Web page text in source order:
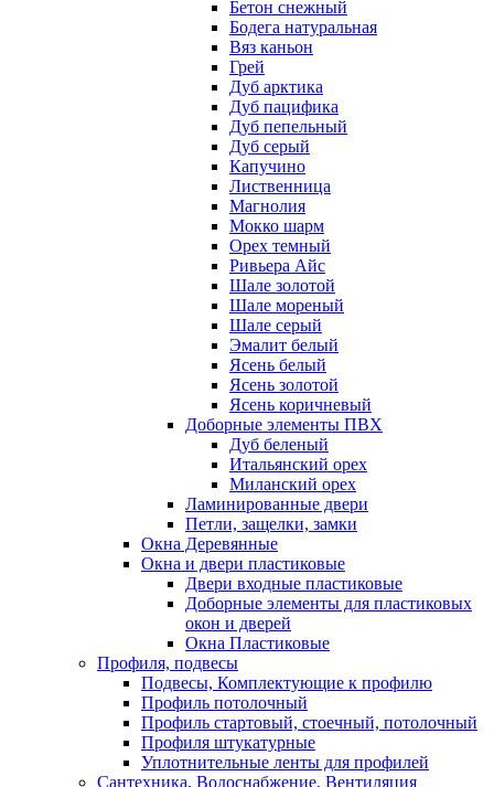
Бетон снежный
Бодега натуральная
Вяз каньон
Грей
Дуб арктика
Дуб пацифика
Дуб пепельный
Дуб серый
Капучино
Лиственница
Магнолия
Мокко шарм
Орех темный
Ривьера Айс
Шале золотой
Шале мореный
Шале серый
Эмалит белый
Ясень белый
Ясень золотой
Ясень коричневый
Доборные элементы ПВХ
Дуб беленый
Итальянский орех
Миланский орех
Ламинированные двери
Петли, защелки, замки
Окна Деревянные
Окна и двери пластиковые
Двери входные пластиковые
Доборные элементы для пластиковых
окон и дверей
Окна Пластиковые
Профиля, подвесы
Подвесы, Комплектующие к профилю
Профиль потолочный
Профиль стартовый, стоечный, потолочный
Профиля штукатурные
Уплотнительные ленты для профилей
Сантехника, Водоснабжение, Вентиляция